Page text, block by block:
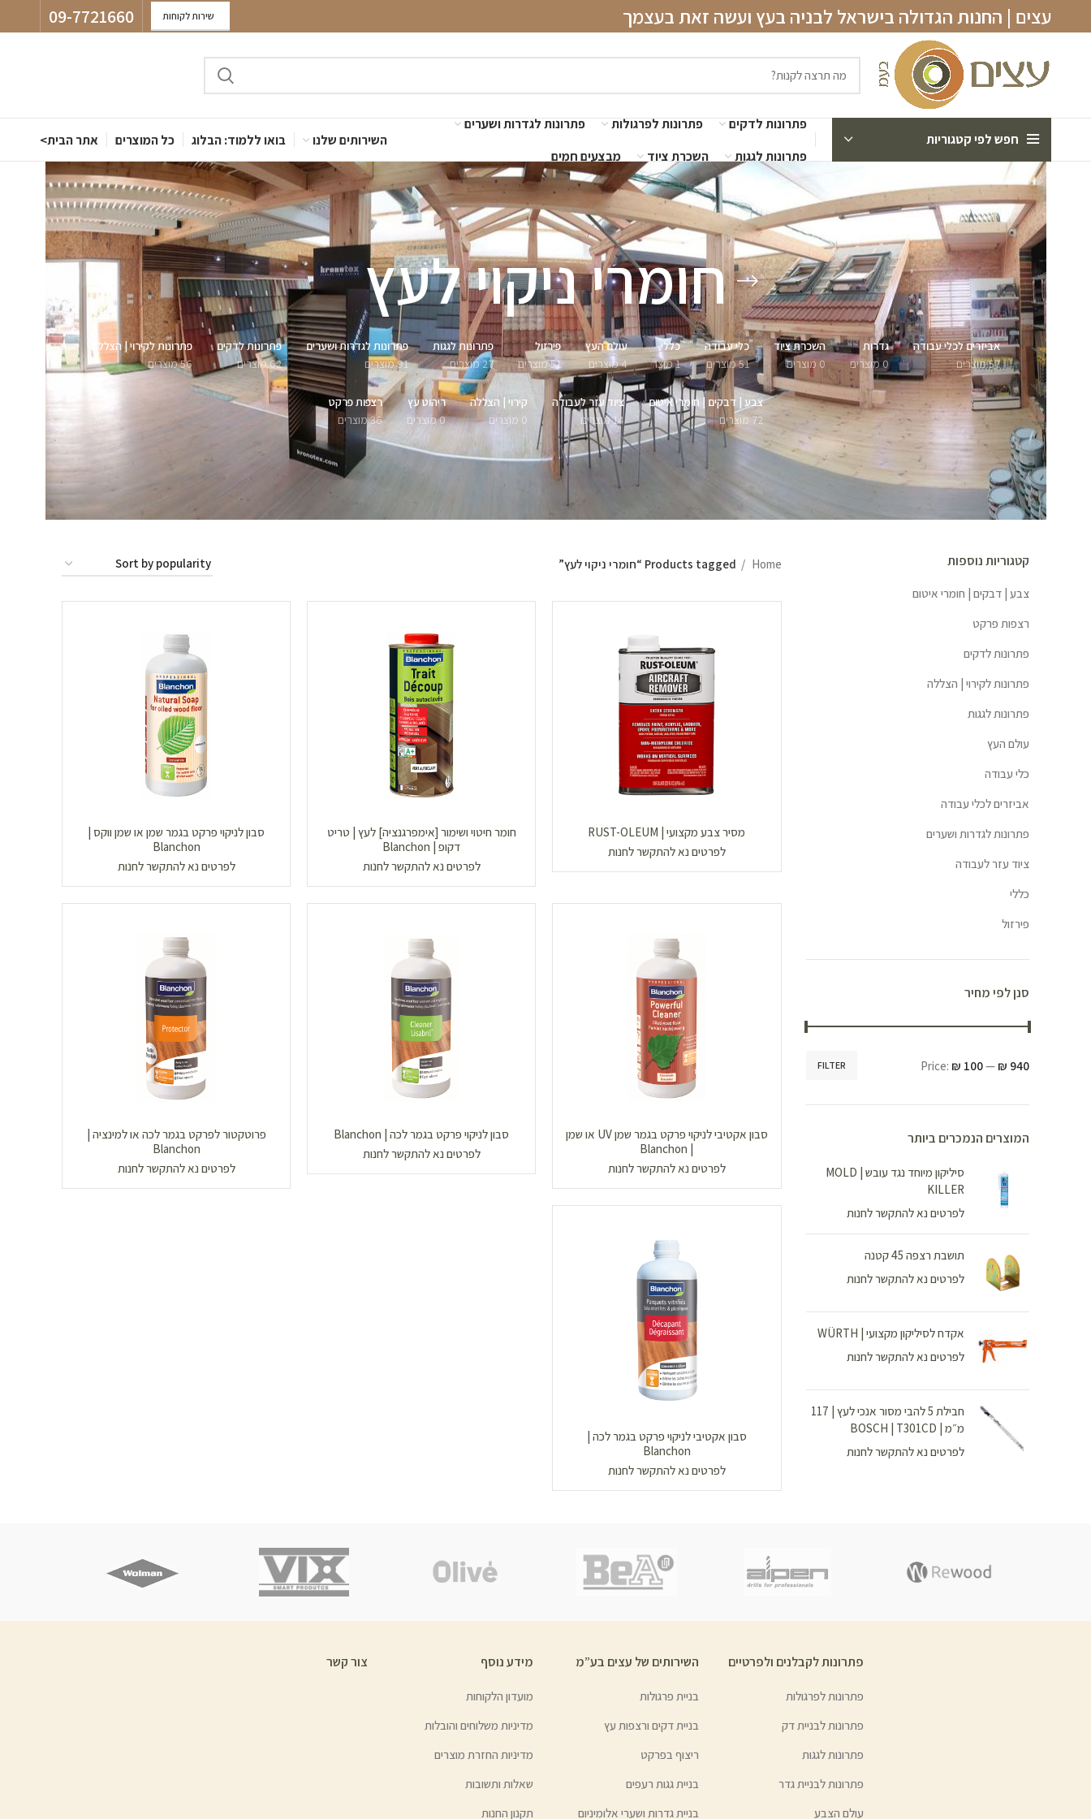
עצים | החנות הגדולה בישראל לבניה בעץ ועשה זאת בעצמך שירות לקוחות 09-7721660
חפש לפי קטגוריות
פתרונות לדקים פתרונות לפרגולות
פתרונות לגדרות ושערים
פתרונות לגגות
השכרת ציוד מבצעים חמים
השירותים שלנו בואו ללמוד: הבלוג כל המוצרים אתר הבית>
חומרי ניקוי לעץ
אביזרים לכלי עבודה
57 מוצרים
גדרות
0 מוצרים
השכרת ציוד
0 מוצרים
כלי עבודה
51 מוצרים
כללי
1 מוצר
עולם העץ
4 מוצרים
פירזול
51 מוצרים
פתרונות לגגות
27 מוצרים
פתרונות לגדרות ושערים
91 מוצרים
פתרונות לדקים
62 מוצרים
פתרונות לקירוי | הצללה
56 מוצרים
צבע | דבקים | חומרי איטום
72 מוצרים
ציוד עזר לעבודה
14 מוצרים
קירוי | הצללה
0 מוצרים
ריהוט עץ
0 מוצרים
רצפות פרקט
36 מוצרים
קטגוריות נוספות
צבע | דבקים | חומרי איטום
רצפות פרקט
פתרונות לדקים
פתרונות לקירוי | הצללה
פתרונות לגגות
עולם העץ
כלי עבודה
אביזרים לכלי עבודה
פתרונות לגדרות ושערים
ציוד עזר לעבודה
כללי
פירזול
סנן לפי מחיר
FILTER Price: ₪ 100— ₪ 940
המוצרים הנמכרים ביותר
סיליקון מיוחד נגד עובש | MOLD
KILLER
לפרטים נא להתקשר לחנות
תושבת רצפה 45 קטנה
לפרטים נא להתקשר לחנות
אקדח לסיליקון מקצועי | WÜRTH
לפרטים נא להתקשר לחנות
חבילת 5 להבי מסור אנכי לעץ | 117
מ״מ | BOSCH | T301CD
לפרטים נא להתקשר לחנות
Home Products tagged “חומרי ניקוי לעץ”
מסיר צבע מקצועי | RUST-OLEUM
לפרטים נא להתקשר לחנות
חומר חיטוי ושימור [אימפרגנציה] לעץ | טריט
דקופ | Blanchon
לפרטים נא להתקשר לחנות
סבון לניקוי פרקט בגמר שמן או שמן ווקס |
Blanchon
לפרטים נא להתקשר לחנות
סבון אקטיבי לניקוי פרקט בגמר שמן UV או שמן
לפרטים נא להתקשר לחנות
סבון לניקוי פרקט בגמר לכה | Blanchon
לפרטים נא להתקשר לחנות
פרוטקטור לפרקט בגמר לכה או למינציה |
Blanchon
לפרטים נא להתקשר לחנות
סבון אקטיבי לניקוי פרקט בגמר לכה |
Blanchon
לפרטים נא להתקשר לחנות
פתרונות לקבלנים ולפרטיים
פתרונות לפרגולות
פתרונות לבניית דק
פתרונות לגגות
פתרונות לבניית גדר
עולם הצבע
השירותים של עצים בע”מ
בניית פרגולות
בניית דקים ורצפות עץ
ריצוף בפרקט
בניית גגות רעפים
בניית גדרות ושערי אלומיניום
מידע נוסף
מועדון הלקוחות
מדיניות משלוחים והובלות
מדיניות החזרת מוצרים
שאלות ותשובות
תקנון החנות
צור קשר